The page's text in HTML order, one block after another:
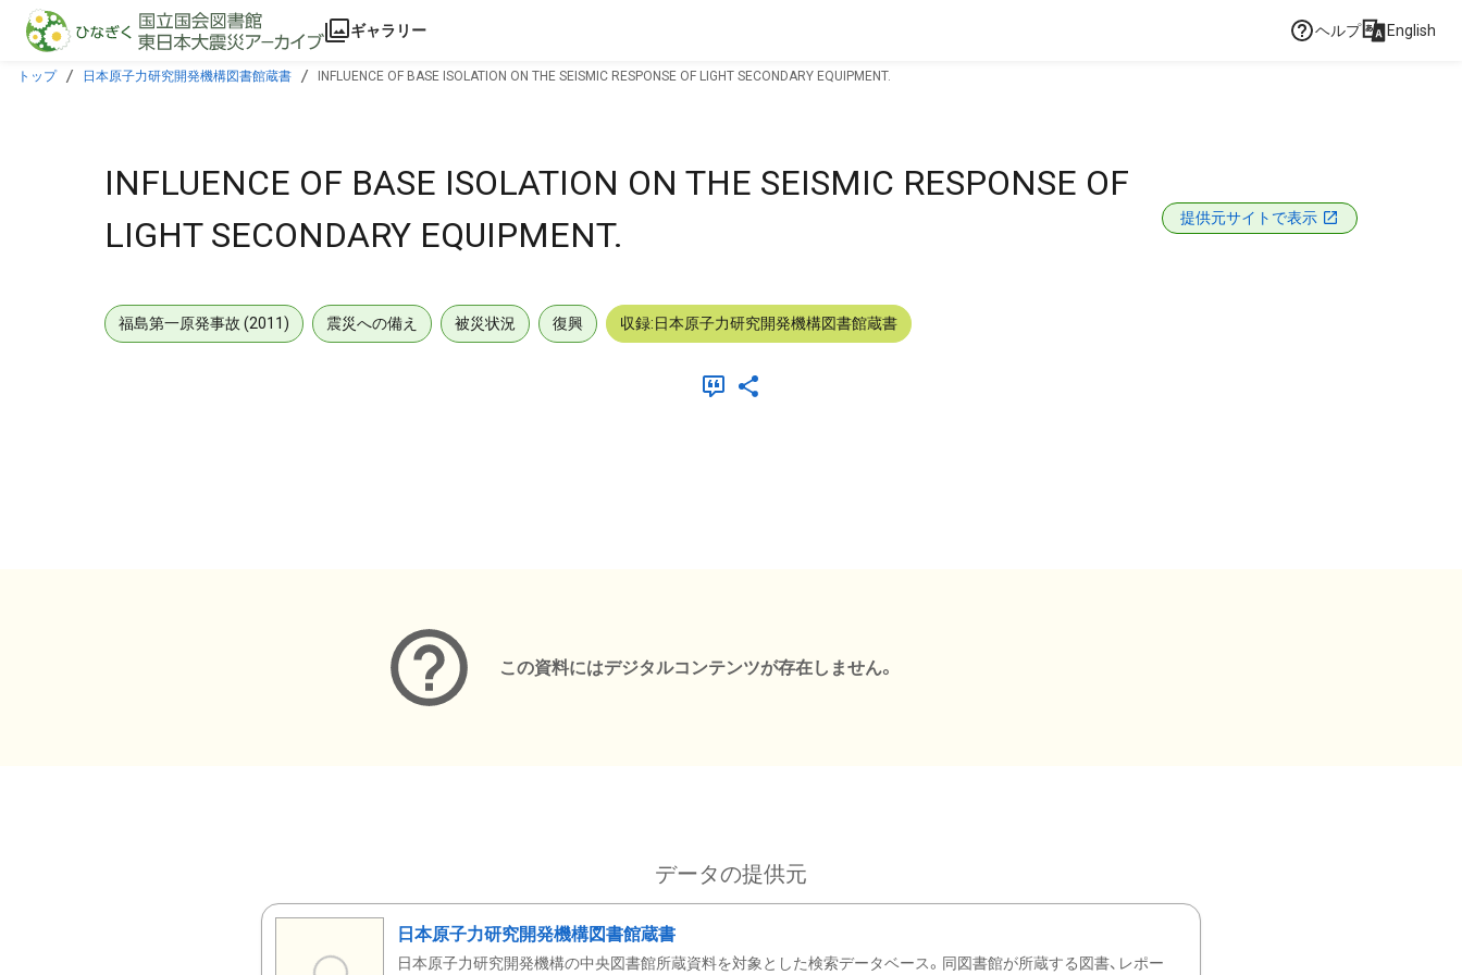
本文に飛ぶ
ギャラリー ヘルプ English
トップ 日本原子力研究開発機構図書館蔵書 INFLUENCE OF BASE ISOLATION ON THE SEISMIC RESPONSE OF LIGHT SECONDARY EQUIPMENT.
INFLUENCE OF BASE ISOLATION ON THE SEISMIC RESPONSE OF
LIGHT SECONDARY EQUIPMENT.
提供元サイトで表示
福島第一原発事故 (2011) 震災への備え 被災状況 復興 収録:日本原子力研究開発機構図書館蔵書
この資料にはデジタルコンテンツが存在しません。
データの提供元
日本原子力研究開発機構図書館蔵書
日本原子力研究開発機構の中央図書館所蔵資料を対象とした検索データベース。同図書館が所蔵する図書、レポー